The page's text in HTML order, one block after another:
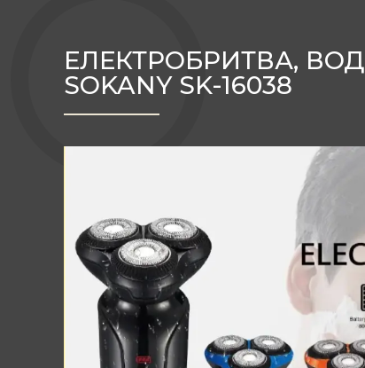
ЕЛЕКТРОБРИТВА,
SOKANY SK-16038